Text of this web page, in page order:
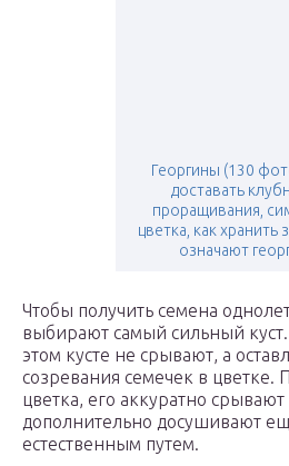
Георгины (130
доставать
проращивания,
цветка, как хранить
означают
Чтобы получить семена
выбирают самый сильный
этом кусте не срывают, а
созревания семечек в цветке.
цветка, его аккуратно срывают
дополнительно досушивают
естественным путем.